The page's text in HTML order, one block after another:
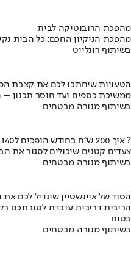
מהפכת הרובוטיקה לבית
מהפכת הניקיון החכם: כל הבית
בשיתוף רונלייט
הטעויות שיחתכו לכם את קצבת
ממשיכת כספים ועד חוסר תכנון
בשיתוף מנורה מבטחים
איך 200 ש"ח בחודש הופכים ל140 אלף ?
צעדים קטנים שיכולים לסגור את
בשיתוף מנורה מבטחים
הסוד של איינשטיין שיגדיל לכם
הריבית דריבית עובדת לטובתכם
בטוח
בשיתוף מנורה מבטחים